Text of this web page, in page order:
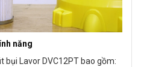
năng
bụi Lavor DVC12PT bao gồm: